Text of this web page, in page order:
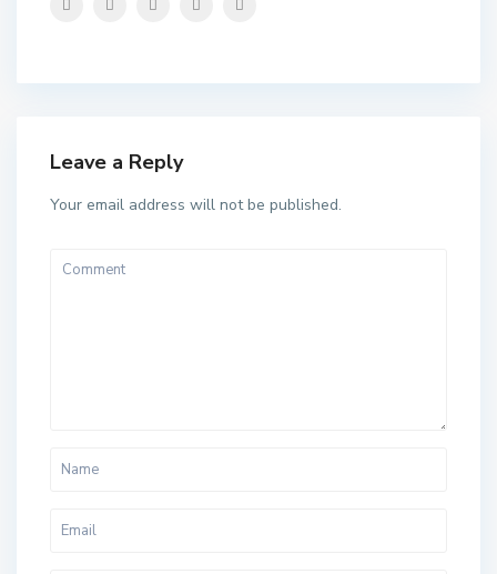
Leave a Reply
Your email address will not be published.